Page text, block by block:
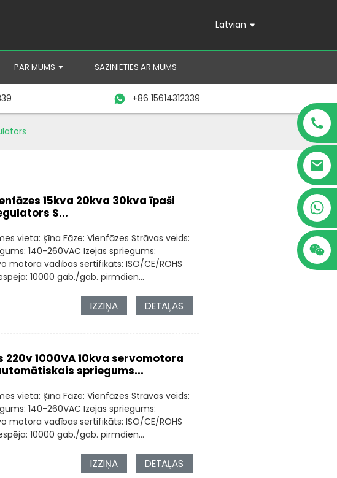
Latvian
PAR MUMS SAZINIETIES AR MUMS
+86 15614312339
15kva 20kva 30kva īpaši
S...
vieta: Ķīna Fāze: Vienfāzes Strāvas veids:
140-260VAC Izejas spriegums:
motora vadības sertifikāts: ISO/CE/ROHS
10000 gab./gab. pirmdien...
IZZIŅA DETAĻAS
1000VA 10kva servomotora
spriegums...
vieta: Ķīna Fāze: Vienfāzes Strāvas veids:
140-260VAC Izejas spriegums:
motora vadības sertifikāts: ISO/CE/ROHS
10000 gab./gab. pirmdien...
IZZIŅA DETAĻAS